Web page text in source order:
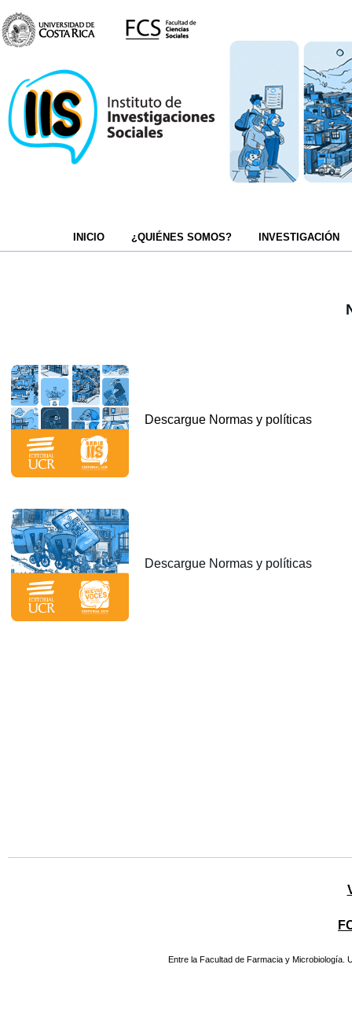
INICIO ¿QUIÉNES SOMOS? INVESTIGACIÓN
Descargue Normas y políticas
Descargue Normas y políticas
Entre la Facultad de Farmacia y Microbiología.